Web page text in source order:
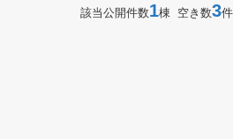
該当公開件数1棟 空き数3件